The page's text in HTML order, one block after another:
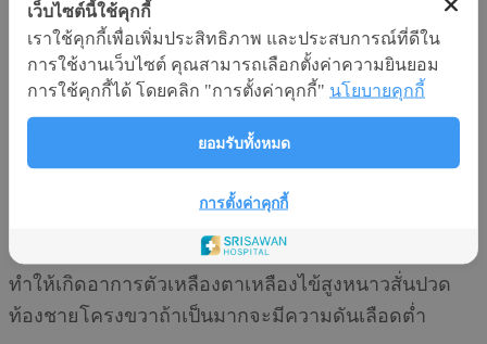
ปวดของนิ่วในถุงน้ำดีการตรวจร่างกายมักไม่พบความผิด
ปกติชัดเจนยกเว้นในบางรายอาจมีอาการกดเจ็บตรงใต้
ชายโครงขวาเล็กน้อย
2. นิ่วในท่อนํ้าดี
อาจหลุดมาจากถุงนํ้าดีมาอุดตันในท่อนํ้า
ดีหรือเกิดบริเวณท่อนํ้าดีเอง
ทำให้เกิดอาการตัวเหลืองตาเหลืองไข้สูงหนาวสั่นปวด
ท้องชายโครงขวาถ้าเป็นมากจะมีความดันเลือดตํ่า
เว็บไซต์นี้ใช้คุกกี้
เราใช้คุกกี้เพื่อเพิ่มประสิทธิภาพ และประสบการณ์ที่ดีใน
การใช้งานเว็บไซต์ คุณสามารถเลือกตั้งค่าความยินยอม
การใช้คุกกี้ได้ โดยคลิก "การตั้งค่าคุกกี้" นโยบายคุกกี้
ยอมรับทั้งหมด
การตั้งค่าคุกกี้